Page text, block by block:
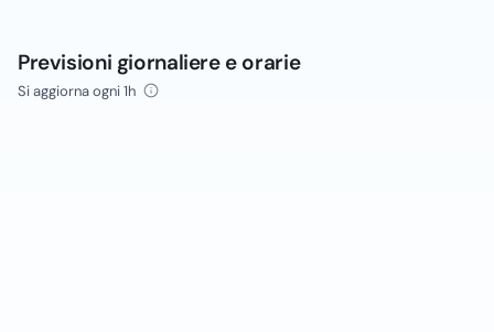
Previsioni giornaliere e orarie
Si aggiorna ogni 1h